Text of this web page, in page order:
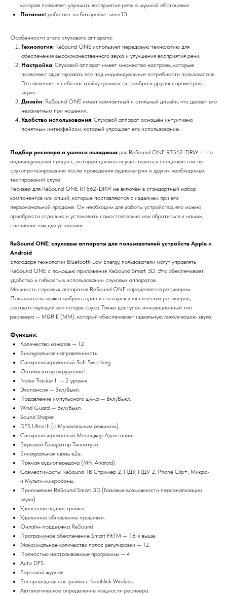
которая позволяет улучшить восприятие речи в шумной обстановке.
Питание: работает на батарейке типа 13.
Особенности этого слухового аппарата:
Технология: ReSound ONE использует передовую технологию для
обеспечения высококачественного звука и улучшения восприятия речи.
Настройка: Слуховой аппарат имеет множество настроек, которые
позволяют адаптировать его под индивидуальные потребности пользователя.
Это включает в себя настройку громкости, тембра и других параметров
звука.
Дизайн: ReSound ONE имеет компактный и стильный дизайн, что делает его
незаметным при ношении.
Удобство использования: Слуховой аппарат оснащён интуитивно
понятным интерфейсом, который упрощает его использование.
Подбор ресивера и ушного вкладыша для ReSound ONE RT562-DRW – это
индивидуальный процесс, который должен осуществляться специалистом по
слухопротезированию после проведения аудиометрии и других необходимых
тестирований слуха.
Ресивер для ReSound ONE RT562-DRW не включён в стандартный набор
компонентов или опций, которые поставляются с изделием при его
первоначальной продаже. Он необходим для работы устройства, его можно
приобрести отдельно и установить самостоятельно или обратиться к нашим
специалистам для установки.
ReSound ONE: слуховые аппараты для пользователей устройств Apple и
Android
Благодаря технологии Bluetooth Low Energy, пользователи могут управлять
ReSound ONE с помощью приложения ReSound Smart 3D. Это обеспечивает
удобство и гибкость в использовании слуховых аппаратов.
Мощность слуховых аппаратов ReSound ONE определяется ресивером.
Пользователь может выбрать один из четырёх классических ресиверов,
соответствующий его потере слуха. Также доступен инновационный тип
ресивера — M&RIE (MM), который обеспечивает идеальную локализацию звука.
Функции:
Количество каналов — 12.
Бинауральная направленность.
Синхронизированный Soft Switching.
Оптимизатор окружения I.
Noise Tracker II — 2 уровня.
Экспансия — Вкл./Выкл.
Подавление импульсного шума — Вкл./Выкл.
Wind Guard — Вкл./Выкл.
Sound Shaper.
DFS Ultra III (с Музыкальным режимом).
Синхронизированный Менеджер Адаптации.
Звуковой Генератор Тиннитуса.
Бинауральная связь е2е.
Прямая аудиопередача (MFi, Android).
Совместимость: ReSound ТВ Стример 2, ПДУ, ПДУ 2, Phone Clip+, Микро-
и Мульти-микрофоны.
Приложение ReSound Smart 3D (базовые возможности персонализации
звука).
Удаленная поднастройка.
Удаленное обновление прошивки.
Онлайн-поддержка ReSound.
Программное обеспечение Smart FitTM — 1.8 и выше.
Максимальное количество полос регулировки — 12.
Полностью настраиваемые программы — 4.
Auto DFS.
Бортовой журнал.
Беспроводная настройка с Noahlink Wireless.
Автоматическое определение мощности ресивера.